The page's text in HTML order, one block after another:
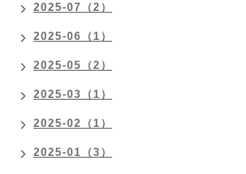
2025-07（2）
2025-06（1）
2025-05（2）
2025-03（1）
2025-02（1）
2025-01（3）